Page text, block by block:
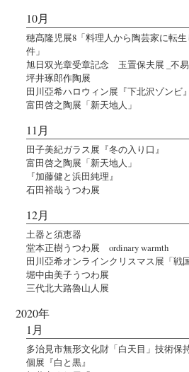
10月
穂髙隆児展8「料理人から陶芸家に転
件」
旭日双光章受章記念 玉置保夫展 _不易
坪井琢郎作陶展
田川亞希ハロウィン展『下北沢ゾンビ』
富田啓之陶展「新天地人」
11月
田子美紀ガラス展『冬の入り口』
富田啓之陶展「新天地人」
『加藤健と浜田純理』
石田裕哉うつわ展
12月
土器と須恵器
堂本正樹うつわ展 ordinary warmth
田川亞希オンラインクリスマス展「戦
堀中由美子うつわ展
三代北大路魯山人展
2020年
1月
多治見市無形文化財「白天目」技術保
個展『白と黒』